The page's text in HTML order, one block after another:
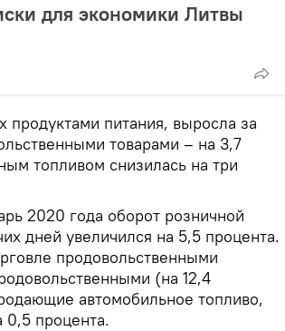
для экономики Литвы
питания, выросла за
товарами – на 3,7
топливом снизилась на три
2020 года оборот розничной
дней увеличился на 5,5 процента.
продовольственными
(на 12,4
автомобильное топливо,
0,5 процента.